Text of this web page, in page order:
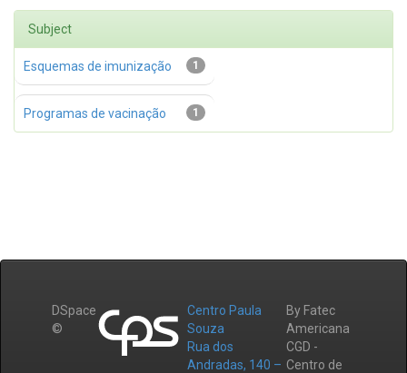
Subject
1
Esquemas de imunização
1
Programas de vacinação
DSpace
©
Centro Paula
Souza
Rua dos
Andradas, 140 –
By Fatec
Americana
CGD -
Centro de